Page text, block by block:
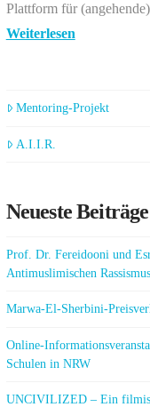
Plattform für
Weiterlesen
Mentoring-Projekt
A.I.I.R.
Neueste Beiträge
Prof. Dr. Fereidooni und
Antimuslimischen
Marwa-El-Sherbini-
Online-
Schulen in NRW
UNCIVILIZED – Ein